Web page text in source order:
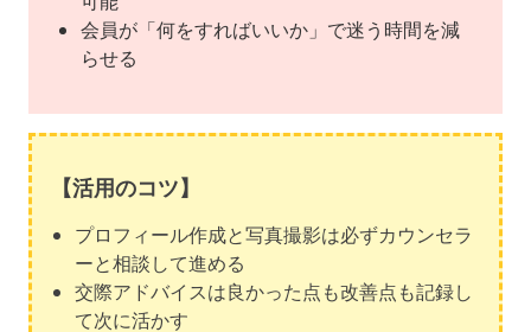
会員が「何をすればいいか」で迷う時間を減
らせる
【活用のコツ】
プロフィール作成と写真撮影は必ずカウンセラ
ーと相談して進める
交際アドバイスは良かった点も改善点も記録し
て次に活かす